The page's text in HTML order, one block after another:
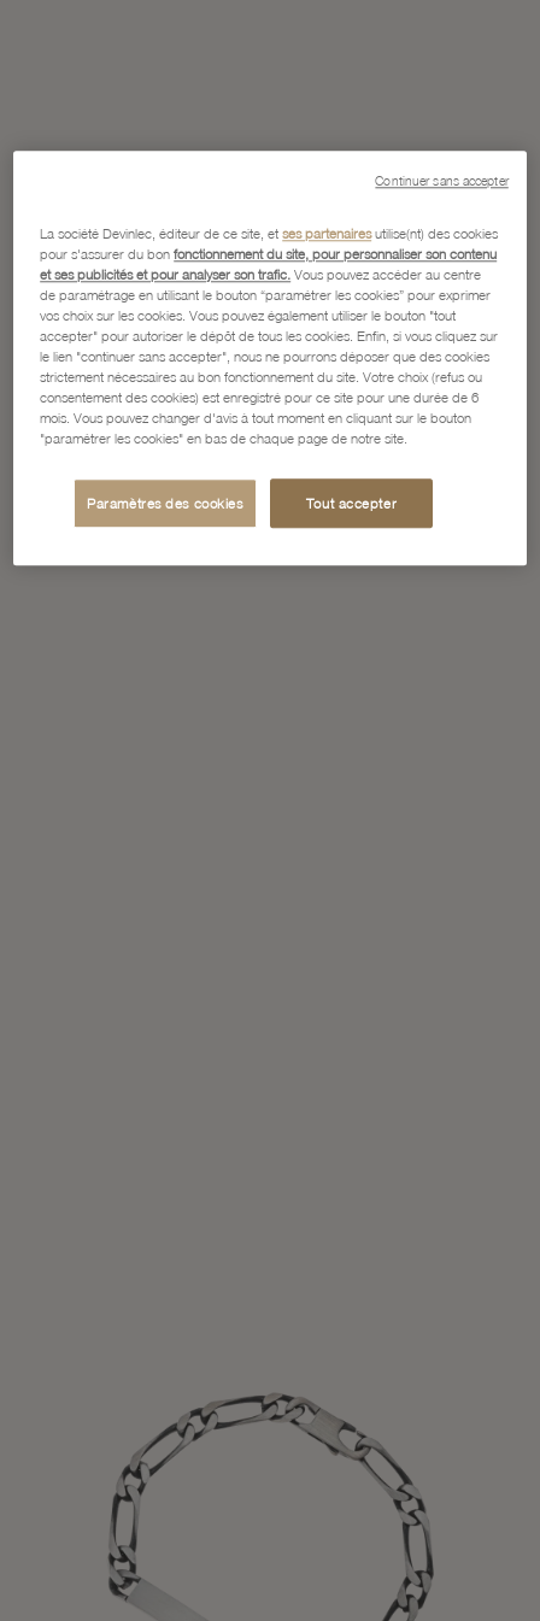
La société Devinlec, éditeur de ce site, etses partenairesutilise(nt) des cookies
pour s'assurer du bonfonctionnement du site, pour personnaliser son contenu
et ses publicités et pour analyser son trafic. Vous pouvez accéder au centre
de paramétrage en utilisant le bouton “paramétrer les cookies” pour exprimer
vos choix sur les cookies. Vous pouvez également utiliser le bouton "tout
accepter" pour autoriser le dépôt de tous les cookies. Enfin, si vous cliquez sur
le lien "continuer sans accepter", nous ne pourrons déposer que des cookies
strictement nécessaires au bon fonctionnement du site. Votre choix (refus ou
consentement des cookies) est enregistré pour ce site pour une durée de 6
mois. Vous pouvez changer d'avis à tout moment en cliquant sur le bouton
"paramétrer les cookies" en bas de chaque page de notre site.
Paramètres des cookies Tout accepter
Continuer sans accepter